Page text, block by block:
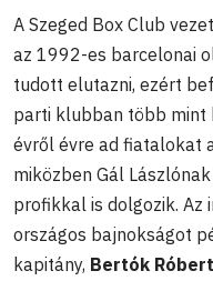
A Szeged Box Club
az 1992-es barcelonai
tudott elutazni, ezért
parti klubban több mint
évről évre ad fiatalokat
miközben Gál
profikkal is dolgozik.
országos bajnokságot
kapitány, Bertók Róbert